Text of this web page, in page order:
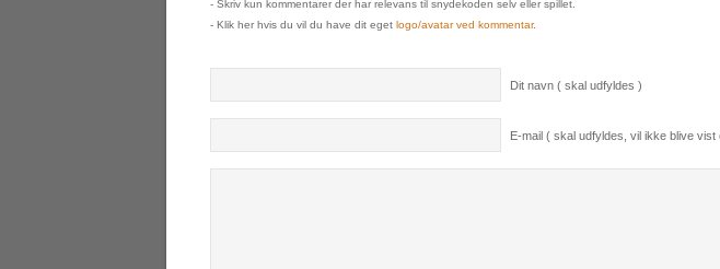
- Skriv kun kommentarer der har relevans til snydekoden selv eller spillet.
- Klik her hvis du vil du have dit eget logo/avatar ved kommentar.
Dit navn ( skal udfyldes )
E-mail ( skal udfyldes, vil ikke blive vist